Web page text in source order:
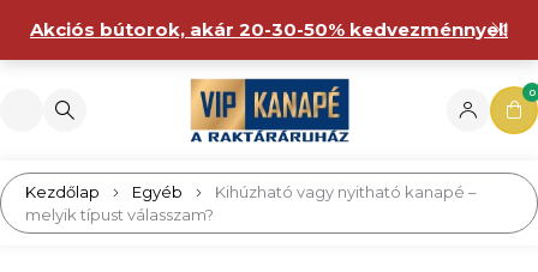
Akciós bútorok, akár 20-30-50% kedvezménnyel!
0
Kezdőlap Egyéb
Kihúzható vagy nyitható kanapé –
melyik típust válasszam?